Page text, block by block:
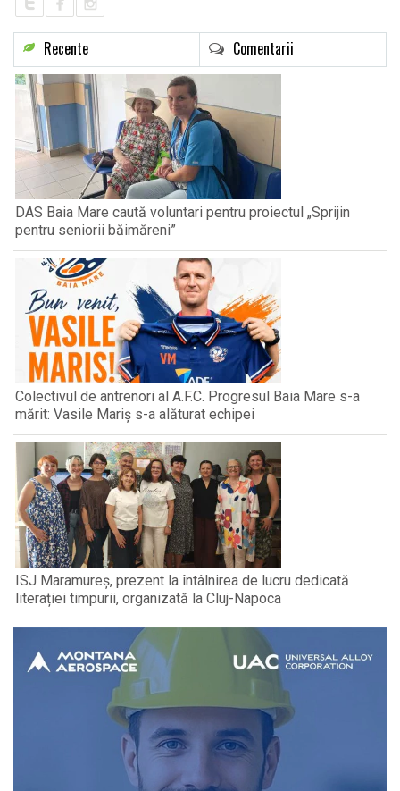
Recente Comentarii
DAS Baia Mare caută voluntari pentru proiectul „Sprijin
pentru seniorii băimăreni”
Colectivul de antrenori al A.F.C. Progresul Baia Mare s-a
mărit: Vasile Mariș s-a alăturat echipei
ISJ Maramureș, prezent la întâlnirea de lucru dedicată
literației timpurii, organizată la Cluj-Napoca